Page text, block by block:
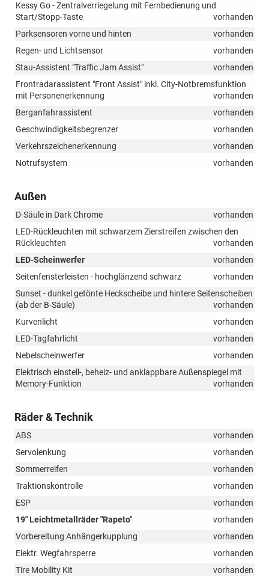
Kessy Go - Zentralverriegelung mit Fernbedienung und
Start/Stopp-Taste
vorhanden
Parksensoren vorne und hinten
vorhanden
Regen- und Lichtsensor
vorhanden
Stau-Assistent "Traffic Jam Assist"
vorhanden
Frontradarassistent "Front Assist" inkl. City-Notbremsfunktion
mit Personenerkennung
vorhanden
Berganfahrassistent
vorhanden
Geschwindigkeitsbegrenzer
vorhanden
Verkehrszeichenerkennung
vorhanden
Notrufsystem
vorhanden
Außen
D-Säule in Dark Chrome
vorhanden
LED-Rückleuchten mit schwarzem Zierstreifen zwischen den
Rückleuchten
vorhanden
LED-Scheinwerfer
vorhanden
Seitenfensterleisten - hochglänzend schwarz
vorhanden
Sunset - dunkel getönte Heckscheibe und hintere Seitenscheiben
(ab der B-Säule)
vorhanden
Kurvenlicht
vorhanden
LED-Tagfahrlicht
vorhanden
Nebelscheinwerfer
vorhanden
Elektrisch einstell-, beheiz- und anklappbare Außenspiegel mit
Memory-Funktion
vorhanden
Räder & Technik
ABS
vorhanden
Servolenkung
vorhanden
Sommerreifen
vorhanden
Traktionskontrolle
vorhanden
ESP
vorhanden
19" Leichtmetallräder "Rapeto"
vorhanden
Vorbereitung Anhängerkupplung
vorhanden
Elektr. Wegfahrsperre
vorhanden
Tire Mobility Kit
vorhanden